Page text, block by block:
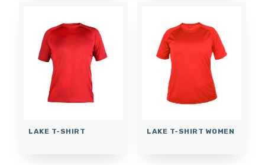
LAKE T-SHIRT LAKE T-SHIRT WOMEN